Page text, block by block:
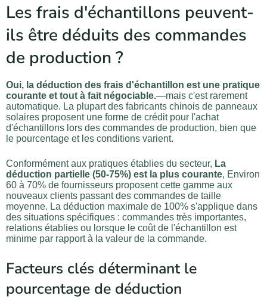
Les frais d'échantillons peuvent-
ils être déduits des commandes
de production ?
Oui, la déduction des frais d'échantillon est une pratique
courante et tout à fait négociable.—mais c'est rarement
automatique. La plupart des fabricants chinois de panneaux
solaires proposent une forme de crédit pour l'achat
d'échantillons lors des commandes de production, bien que
le pourcentage et les conditions varient.
Conformément aux pratiques établies du secteur, La
déduction partielle (50-75%) est la plus courante, Environ
60 à 70% de fournisseurs proposent cette gamme aux
nouveaux clients passant des commandes de taille
moyenne. La déduction maximale de 100% s'applique dans
des situations spécifiques : commandes très importantes,
relations établies ou lorsque le coût de l'échantillon est
minime par rapport à la valeur de la commande.
Facteurs clés déterminant le
pourcentage de déduction